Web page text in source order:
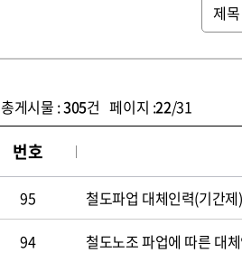
총게시물 :305건 페이지 :22/31
번호
95 철도파업 대체인력(기간
94
철도노조 파업에 따른 대